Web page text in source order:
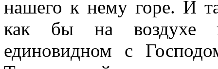
нашего к нему горе. И
как бы на воздухе
единовидном с